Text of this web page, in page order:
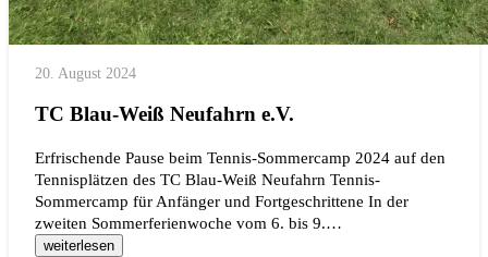
20. August 2024
TC Blau-Weiß Neufahrn e.V.
Erfrischende Pause beim Tennis-Sommercamp 2024 auf den
Tennisplätzen des TC Blau-Weiß Neufahrn Tennis-
Sommercamp für Anfänger und Fortgeschrittene In der
zweiten Sommerferienwoche vom 6. bis 9.…
weiterlesen